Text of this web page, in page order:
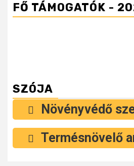
FŐ TÁMOGATÓK -
SZÓJA
Növényvédő
Termésnövelő